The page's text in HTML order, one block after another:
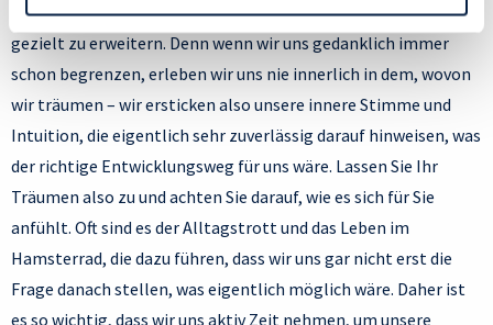
und den eigenen potenziellen Ideen- und Handlungsspielraum
gezielt zu erweitern. Denn wenn wir uns gedanklich immer
schon begrenzen, erleben wir uns nie innerlich in dem, wovon
wir träumen – wir ersticken also unsere innere Stimme und
Intuition, die eigentlich sehr zuverlässig darauf hinweisen, was
der richtige Entwicklungsweg für uns wäre. Lassen Sie Ihr
Träumen also zu und achten Sie darauf, wie es sich für Sie
anfühlt. Oft sind es der Alltagstrott und das Leben im
Hamsterrad, die dazu führen, dass wir uns gar nicht erst die
Frage danach stellen, was eigentlich möglich wäre. Daher ist
es so wichtig, dass wir uns aktiv Zeit nehmen, um unsere